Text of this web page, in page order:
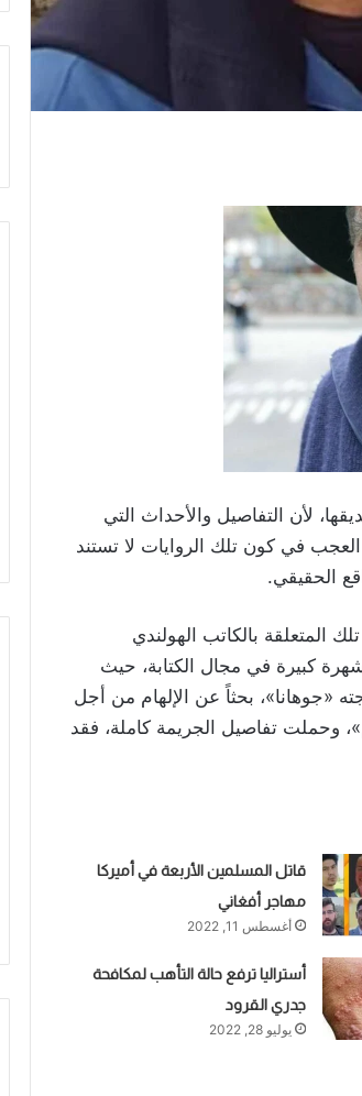
لأن التفاصيل والأحداث التي
في كون تلك الروايات لا تستند
الحقيقي.
المتعلقة بالكاتب الهولندي
الذي لم يحظ بشهرة كبيرة في مجال الكتابة، حيث
بعد أن قام بقتل زوجته «جوهانا»، بحثاً عن الإلهام من أجل
وحملت تفاصيل الجريمة كاملة، فقد
قاتل المسلمين الأربعة في أميركا
مهاجر أفغاني
أغسطس 11, 2022
أستراليا ترفع حالة التأهب لمكافحة
جدري القرود
يوليو 28, 2022